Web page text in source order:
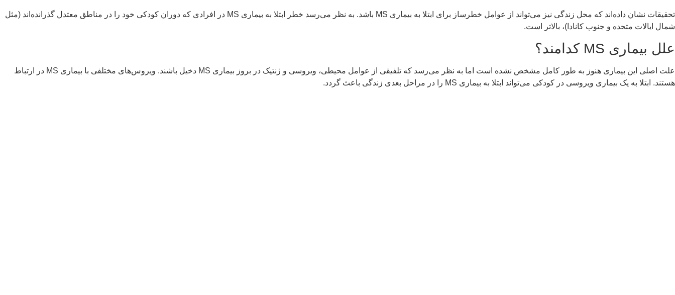
تحقیقات نشان داده‌اند که محل زندگی نیز می‌تواند از عوامل خطرساز برای ابتلا به بیماری MS باشد. به نظر می‌رسد خطر ابتلا به بیماری MS در افرادی که دوران کودکی خود را در مناطق معتدل گذرانده‌اند (مثل
شمال ایالات متحده و جنوب کانادا)، بالاتر است.
علل بیماری MS کدامند؟
علت اصلی این بیماری هنوز به طور کامل مشخص نشده است اما به نظر می‌رسد که تلفیقی از عوامل محیطی، ویروسی و ژنتیک در بروز بیماری MS دخیل باشند. ویروس‌های مختلفی با بیماری MS در ارتباط
هستند. ابتلا به یک بیماری ویروسی در کودکی می‌تواند ابتلا به بیماری MS را در مراحل بعدی زندگی باعث گردد.